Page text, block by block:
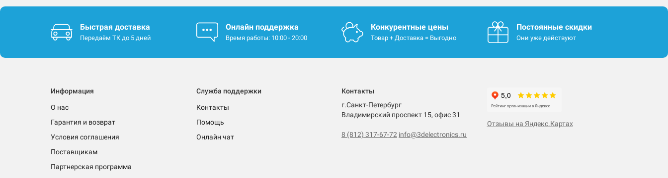
Быстрая доставка
Передаём ТК до 5 дней
Онлайн поддержка
Время работы: 10:00 - 20:00
Конкурентные цены
Товар + Доставка = Выгодно
Постоянные скидки
Они уже действуют
Информация
О нас
Гарантия и возврат
Условия соглашения
Поставщикам
Партнерская программа
Служба поддержки
Контакты
Помощь
Онлайн чат
Контакты
г.Санкт-Петербург
Владимирский проспект 15, офис 31
8 (812) 317-67-72 info@3delectronics.ru
Отзывы на Яндекс.Картах